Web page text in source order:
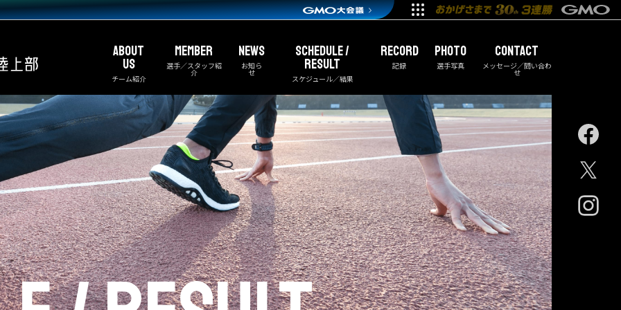
ABOUT
US
チーム紹介
MEMBER
選手／スタッフ紹
介
NEWS
お知ら
せ
SCHEDULE /
RESULT
スケジュール／結果
RECORD
記録
PHOTO
選手写真
CONTACT
メッセージ／問い合わ
せ